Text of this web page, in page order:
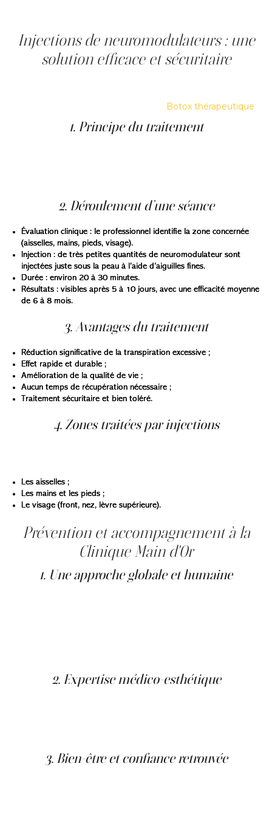
Injections de neuromodulateurs : une
solution efficace et sécuritaire
Botox thérapeutique
1. Principe du traitement
2. Déroulement d’une séance
Évaluation clinique : le professionnel identifie la zone concernée
(aisselles, mains, pieds, visage).
Injection : de très petites quantités de neuromodulateur sont
injectées juste sous la peau à l’aide d’aiguilles fines.
Durée : environ 20 à 30 minutes.
Résultats : visibles après 5 à 10 jours, avec une efficacité moyenne
de 6 à 8 mois.
3. Avantages du traitement
Réduction significative de la transpiration excessive ;
Effet rapide et durable ;
Amélioration de la qualité de vie ;
Aucun temps de récupération nécessaire ;
Traitement sécuritaire et bien toléré.
4. Zones traitées par injections
Les aisselles ;
Les mains et les pieds ;
Le visage (front, nez, lèvre supérieure).
Prévention et accompagnement à la
Clinique Main d'Or
1. Une approche globale et humaine
2. Expertise médico-esthétique
3. Bien-être et confiance retrouvée